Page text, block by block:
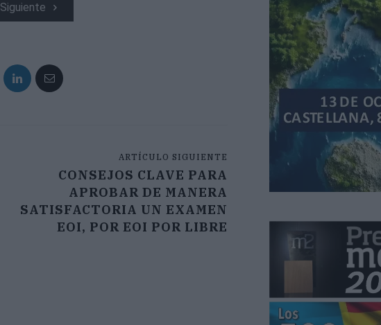
Siguiente
ARTÍCULO SIGUIENTE
CONSEJOS CLAVE PARA
APROBAR DE MANERA
SATISFACTORIA UN EXAMEN
EOI, POR EOI POR LIBRE